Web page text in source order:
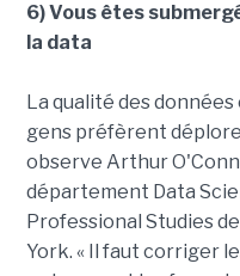
6) Vous êtes
la data
La qualité des
gens préfèrent
observe Arthur
département Data
Professional Studies
York. « Il faut corriger